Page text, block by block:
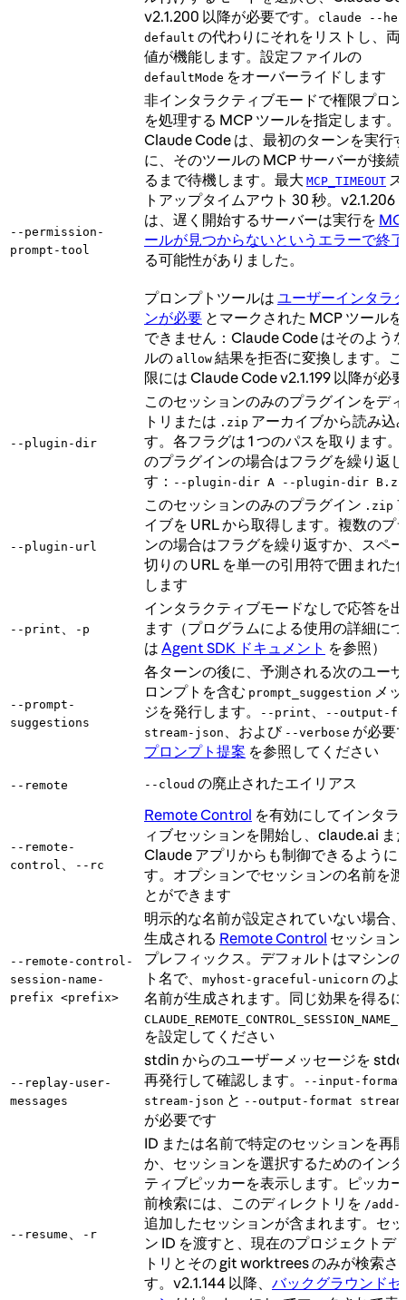
v2.1.200 以降が必要です。
claude --
default の代わりにそれをリストし、両
値が機能します。設定ファイルの
defaultMode をオーバーライドします
--permission-
prompt-tool
非インタラクティブモードで権限プロ
を処理する MCP ツールを指定します。
Claude Code は、最初のターンを実行
に、そのツールの MCP サーバーが接続
るまで待機します。最大 MCP_TIMEOUT
トアップタイムアウト 30 秒。v2.1.206
は、遅く開始するサーバーは実行を
ールが見つからないというエラーで終了
る可能性がありました。
プロンプトツールは ユーザーインタラ
ンが必要 とマークされた MCP ツール
できません：Claude Code はそのよう
ルの allow 結果を拒否に変換します。
限には Claude Code v2.1.199 以降が必
--plugin-dir
このセッションのみのプラグインをデ
トリまたは .zip アーカイブから読み込
す。各フラグは 1 つのパスを取ります。
のプラグインの場合はフラグを繰り返
す： --plugin-dir A --plugin-dir
--plugin-url
このセッションのみのプラグイン .zip
イブを URL から取得します。複数のプ
ンの場合はフラグを繰り返すか、スペ
切りの URL を単一の引用符で囲まれた
します
--print 、 -p
インタラクティブモードなしで応答を
ます（プログラムによる使用の詳細に
は Agent SDK ドキュメント を参照）
--prompt-
suggestions
各ターンの後に、予測される次のユー
ロンプトを含む prompt_suggestion メ
ジを発行します。
--print 、
--output-
stream-json 、および --verbose が必要
プロンプト提案 を参照してください
--remote --cloud の廃止されたエイリアス
--remote-
control 、 --rc
Remote Control を有効にしてインタラ
ィブセッションを開始し、claude.ai ま
Claude アプリからも制御できるように
す。オプションでセッションの名前を
とができます
--remote-control-
session-name-
prefix <prefix>
明示的な名前が設定されていない場合
生成される Remote Control セッショ
プレフィックス。デフォルトはマシン
ト名で、
myhost-graceful-unicorn のよ
名前が生成されます。同じ効果を得る
を設定してください
--replay-user-
messages
stdin からのユーザーメッセージを
再発行して確認します。
--input-format
stream-json と --output-format
が必要です
--resume 、 -r
ID または名前で特定のセッションを再
か、セッションを選択するためのイン
ティブピッカーを表示します。ピッカ
前検索には、このディレクトリを /add-
追加したセッションが含まれます。セ
ン ID を渡すと、現在のプロジェクトデ
トリとその git worktrees のみが検索さ
す。v2.1.144 以降、 バックグラウンドセ